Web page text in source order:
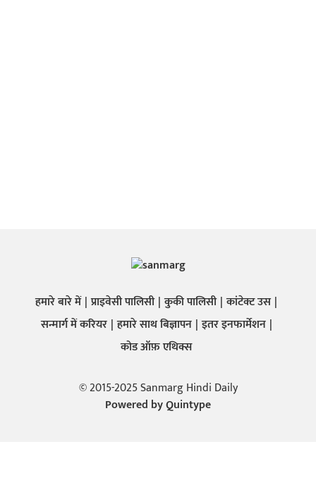
हमारे बारे में प्राइवेसी पालिसी कुकी पालिसी कांटेक्ट उस
सन्मार्ग में करियर हमारे साथ बिज्ञापन इतर इनफार्मेशन
कोड ऑफ़ एथिक्स
© 2015-2025 Sanmarg Hindi Daily
Powered byQuintype